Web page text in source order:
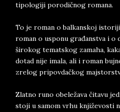
tipologiji porodičnog romana.
To je roman o balkanskoj
roman o usponu građanstva i o
širokog tematskog zamaha,
dotad nije imala, ali i roman
zrelog pripovdačkog
Zlatno runo obeležava čitavu
stoji u samom vrhu književosti